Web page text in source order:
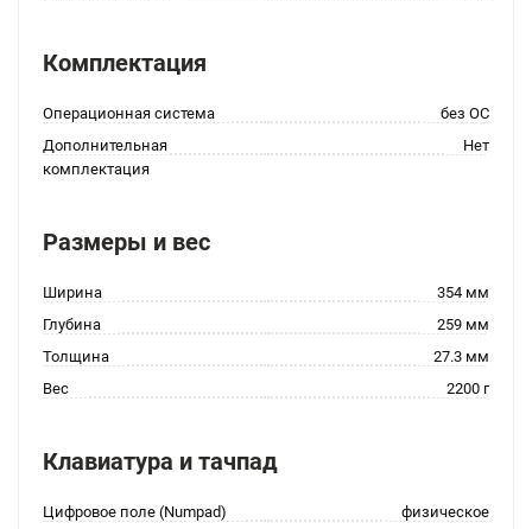
Комплектация
Операционная система
без ОС
Дополнительная
комплектация
Нет
Размеры и вес
Ширина
354 мм
Глубина
259 мм
Толщина
27.3 мм
Вес
2200 г
Клавиатура и тачпад
Цифровое поле (Numpad)
физическое